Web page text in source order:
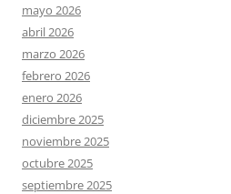
mayo 2026
abril 2026
marzo 2026
febrero 2026
enero 2026
diciembre 2025
noviembre 2025
octubre 2025
septiembre 2025